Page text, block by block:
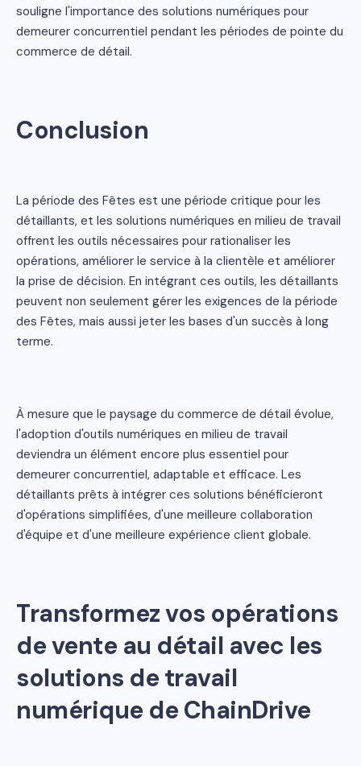
souligne l'importance des solutions numériques pour
demeurer concurrentiel pendant les périodes de pointe du
commerce de détail.
Conclusion
La période des Fêtes est une période critique pour les
détaillants, et les solutions numériques en milieu de travail
offrent les outils nécessaires pour rationaliser les
opérations, améliorer le service à la clientèle et améliorer
la prise de décision. En intégrant ces outils, les détaillants
peuvent non seulement gérer les exigences de la période
des Fêtes, mais aussi jeter les bases d'un succès à long
terme.
À mesure que le paysage du commerce de détail évolue,
l'adoption d'outils numériques en milieu de travail
deviendra un élément encore plus essentiel pour
demeurer concurrentiel, adaptable et efficace. Les
détaillants prêts à intégrer ces solutions bénéficieront
d'opérations simplifiées, d'une meilleure collaboration
d'équipe et d'une meilleure expérience client globale.
Transformez vos opérations
de vente au détail avec les
solutions de travail
numérique de ChainDrive